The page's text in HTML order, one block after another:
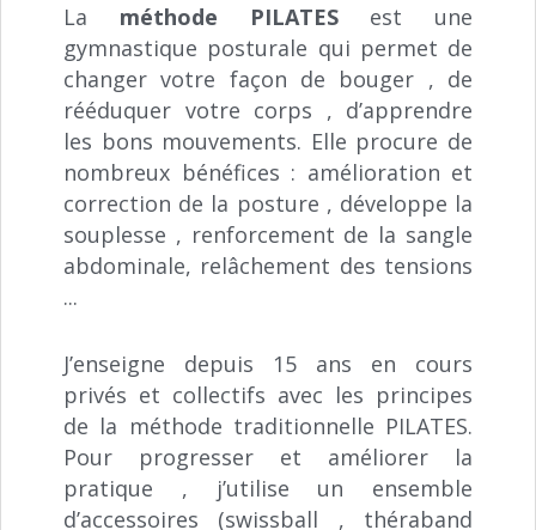
La méthode PILATESest une
gymnastique posturale qui permet de
changer votre façon de bouger , de
rééduquer votre corps , d’apprendre
les bons mouvements. Elle procure de
nombreux bénéfices : amélioration et
correction de la posture , développe la
souplesse , renforcement de la sangle
abdominale, relâchement des tensions
...
J’enseigne depuis 15 ans en cours
privés et collectifs avec les principes
de la méthode traditionnelle PILATES.
Pour progresser et améliorer la
pratique , j’utilise un ensemble
d’accessoires (swissball , théraband